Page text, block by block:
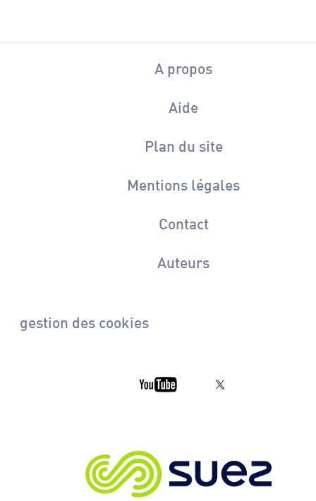
A propos
Aide
Plan du site
Mentions légales
Contact
Auteurs
gestion des cookies